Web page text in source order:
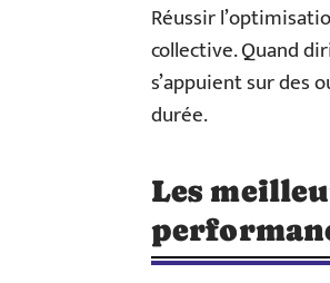
Réussir
collective. Quand
s’appuient sur des
durée.
Les